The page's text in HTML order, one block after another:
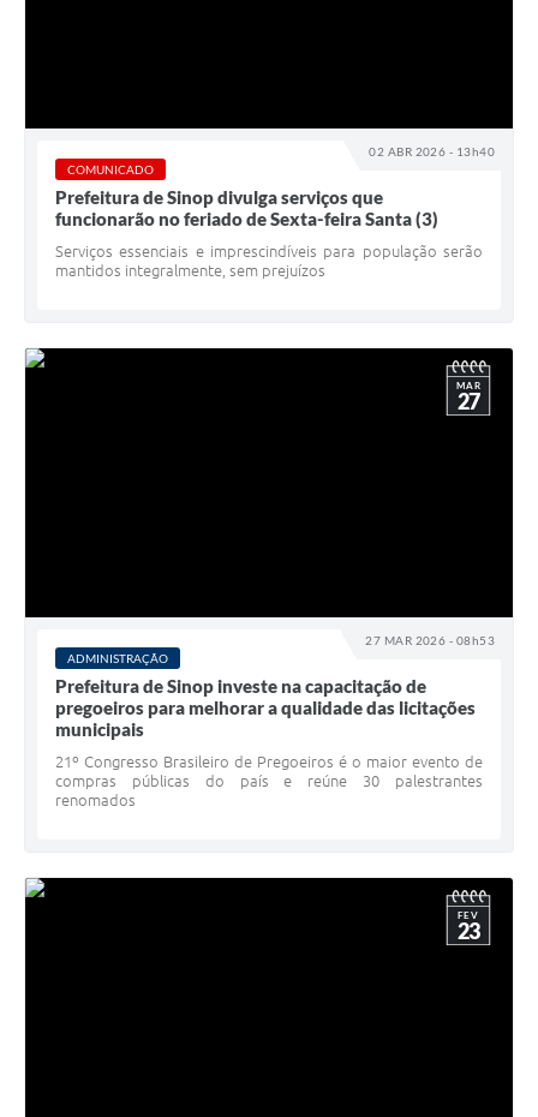
02 ABR 2026 - 13h40
COMUNICADO
Prefeitura de Sinop divulga serviços que
funcionarão no feriado de Sexta-feira Santa (3)
Serviços essenciais e imprescindíveis para população serão
mantidos integralmente, sem prejuízos
27 MAR 2026 - 08h53
MAR
27
ADMINISTRAÇÃO
Prefeitura de Sinop investe na capacitação de
pregoeiros para melhorar a qualidade das licitações
municipais
21º Congresso Brasileiro de Pregoeiros é o maior evento de
compras públicas do país e reúne 30 palestrantes
renomados
FEV
23